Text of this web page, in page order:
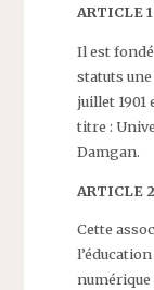
ARTICLE
Il est
statuts
juillet 1901
titre :
Damgan.
ARTICLE
Cette